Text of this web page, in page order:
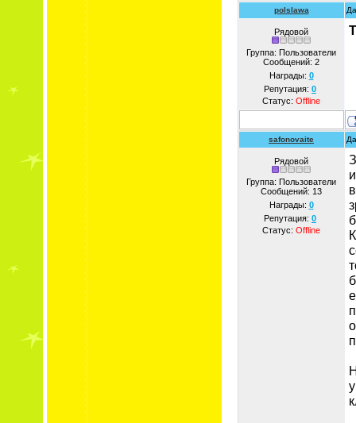
polslawa
Рядовой
Группа: Пользователи
Сообщений: 2
Награды: 0
Репутация: 0
Статус: Offline
safonovaite
Рядовой
Группа: Пользователи
Сообщений: 13
Награды: 0
Репутация: 0
Статус: Offline